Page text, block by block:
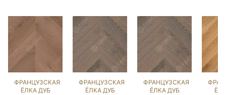
ФРАНЦУЗСКАЯ
ЁЛКА ДУБ
ФРАНЦУЗСКАЯ
ЁЛКА ДУБ
ФРАНЦУЗСКАЯ
ЁЛКА ДУБ